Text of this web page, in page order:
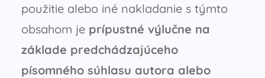
použitie alebo iné nakladanie s týmto
obsahom je prípustné výlučne na
základe predchádzajúceho
písomného súhlasu autora alebo